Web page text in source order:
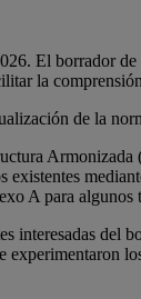
El borrador
la
de la
Armonizada
A para algunos
interesadas
experimentaron